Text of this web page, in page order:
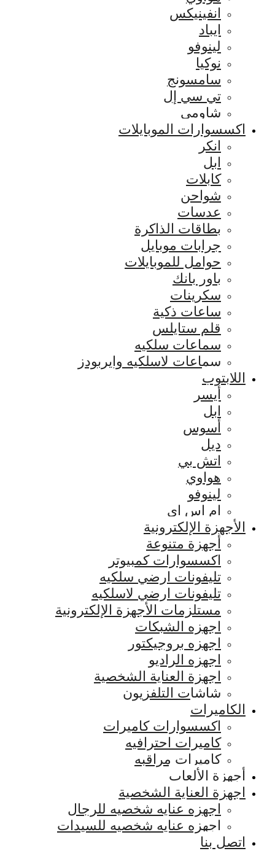
انفينيكس
ايباد
لينوفو
نوكيا
سامسونج
تي سي إل
شاومي
اكسسوارات الموبايلات
انكر
ابل
كابلات
شواحن
عدسات
بطاقات الذاكرة
جرابات موبايل
حوامل للموبايلات
باور بانك
سكرينات
ساعات ذكية
قلم ستايلس
سماعات سلكيه
سماعات لاسلكيه وايربودز
اللابتوب
أيسر
ابل
أسوس
ديل
اتش بي
هواوي
لينوفو
ام اس اي
الأجهزة الإلكترونية
أجهزة متنوعة
اكسسوارات كمبيوتر
تليفونات ارضي سلكيه
تليفونات ارضي لاسلكيه
مستلزمات الأجهزة الإلكترونية
اجهزه الشبكات
اجهزه بروجيكتور
اجهزه الراديو
اجهزة العناية الشخصية
شاشات التلفزيون
الكاميرات
اكسسوارات كاميرات
كاميرات احترافيه
كاميرات مراقبه
أجهزة الألعاب
اجهزة العناية الشخصية
اجهزه عنايه شخصيه للرجال
اجهزه عنايه شخصيه للسيدات
اتصل بنا